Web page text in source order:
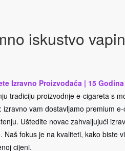
iskustvo
Izravno Proizvođača | 15
tradiciju proizvodnje e-cigareta s
izravno vam dostavljamo premium
Uštedite novac zahvaljujući
Naš fokus je na kvaliteti, kako biste
cijeni.